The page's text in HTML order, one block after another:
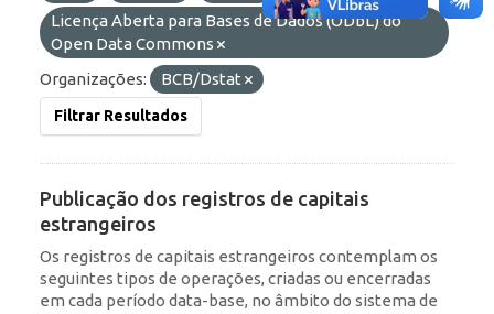
Licença Aberta para Bases de Dados (ODbL) do
Open Data Commons
Organizações:
BCB/Dstat
Filtrar Resultados
Publicação dos registros de capitais
estrangeiros
Os registros de capitais estrangeiros contemplam os
seguintes tipos de operações, criadas ou encerradas
em cada período data-base, no âmbito do sistema de